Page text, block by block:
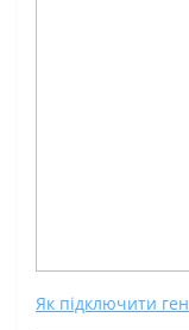
Як підключити